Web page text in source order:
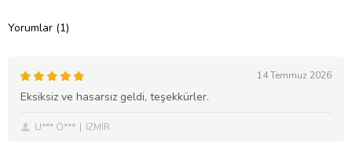
Yorumlar (1)
14 Temmuz 2026
Eksiksiz ve hasarsız geldi, teşekkürler.
U*** Ö*** İZMİR